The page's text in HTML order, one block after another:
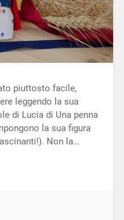
piuttosto facile,
leggendo la sua
di Lucia di Una penna
la sua figura
Non la…